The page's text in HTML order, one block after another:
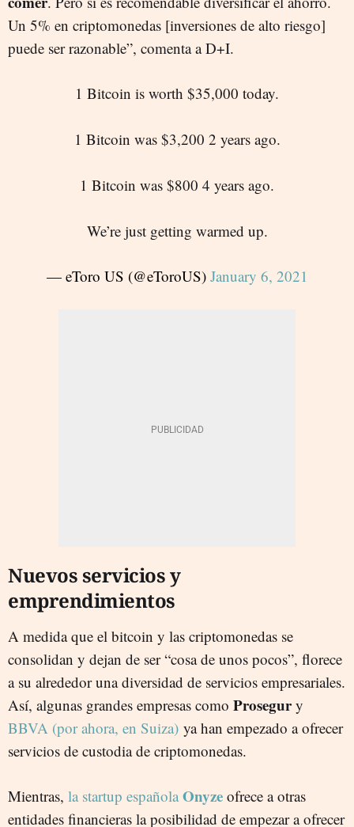
Un 5% en criptomonedas [inversiones de alto riesgo]
puede ser razonable”, comenta a D+I.
1 Bitcoin is worth $35,000 today.
1 Bitcoin was $3,200 2 years ago.
1 Bitcoin was $800 4 years ago.
We’re just getting warmed up.
— eToro US (@eToroUS) January 6, 2021
Nuevos servicios y
emprendimientos
A medida que el bitcoin y las criptomonedas se
consolidan y dejan de ser “cosa de unos pocos”, florece
a su alrededor una diversidad de servicios empresariales.
Así, algunas grandes empresas como Prosegury
BBVA (por ahora, en Suiza) ya han empezado a ofrecer
servicios de custodia de criptomonedas.
Mientras, la startup española Onyze ofrece a otras
entidades financieras la posibilidad de empezar a ofrecer